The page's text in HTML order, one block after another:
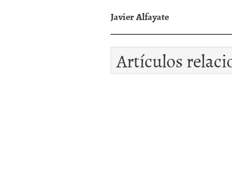
Javier Alfayate
Artículos